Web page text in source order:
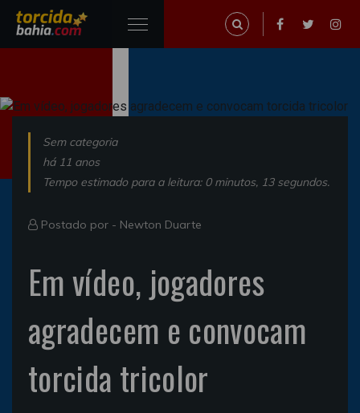
Sem categoria
há 11 anos
Tempo estimado para a leitura: 0 minutos, 13 segundos.
Postado por - Newton Duarte
Em vídeo, jogadores
agradecem e convocam
torcida tricolor